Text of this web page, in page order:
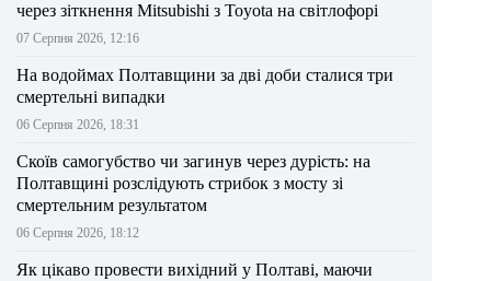
через зіткнення Mitsubishi з Toyota на світлофорі
07 Серпня 2026, 12:16
На водоймах Полтавщини за дві доби сталися три
смертельні випадки
06 Серпня 2026, 18:31
Скоїв самогубство чи загинув через дурість: на
Полтавщині розслідують стрибок з мосту зі
смертельним результатом
06 Серпня 2026, 18:12
Як цікаво провести вихідний у Полтаві, маючи